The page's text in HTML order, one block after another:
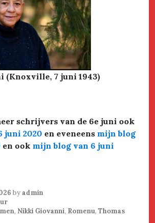
(Knoxville, 7 juni 1943)
schrijvers van de 6e juni ook
juni 2020 en eveneens mijn blog
en ook mijn blog van 6 juni
by admin
, Nikki Giovanni, Romenu, Thomas